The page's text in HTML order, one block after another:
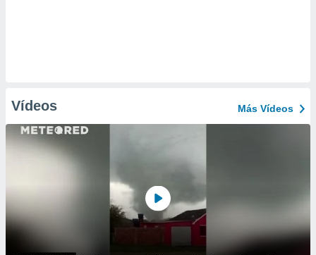
Vídeos Más Vídeos